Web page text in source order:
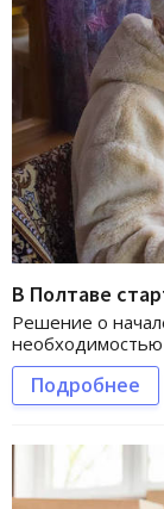
В Полтаве
Решение о
Подробнее